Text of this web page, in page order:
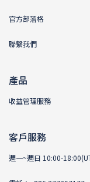
官方部落格
聯繫我們
產品
收益管理服務
客戶服務
週一~週日 10:00-